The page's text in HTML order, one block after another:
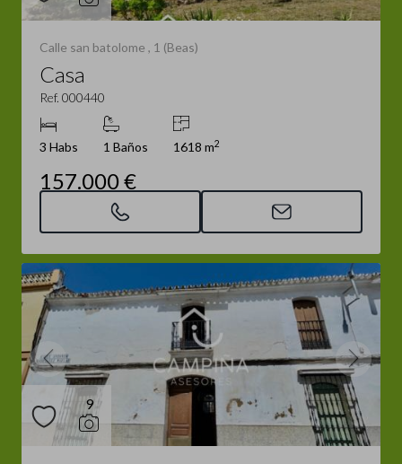
Calle san batolome , 1 (Beas)
Casa
Ref. 000440
3 Habs 1 Baños 1618 m2
157.000 €
9